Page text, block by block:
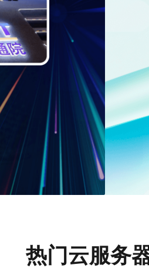
热门云服务